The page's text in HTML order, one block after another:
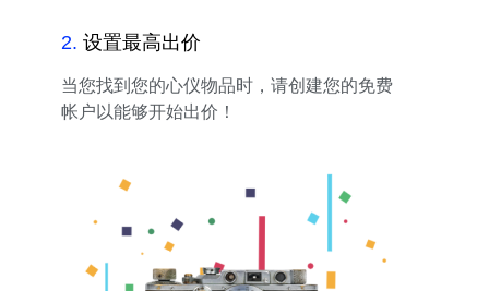
2. 设置最高出价
当您找到您的心仪物品时，请创建您的免费
帐户以能够开始出价！